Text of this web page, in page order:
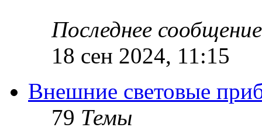
Последнее сообщение
18 сен 2024, 11:15
Внешние световые
79 Темы